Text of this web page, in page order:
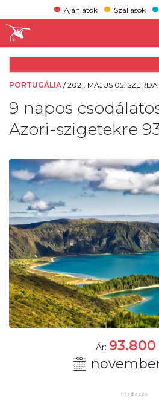
Ajánlatok Szállások
PORTUGÁLIA /2021. MÁJUS 05.
9 napos
Azori-szigetekre
Ár: 93.800